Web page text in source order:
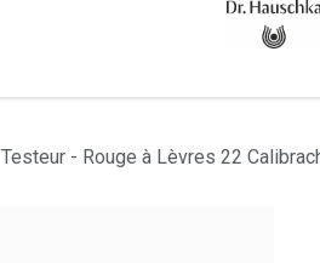
Testeur - Rouge à Lèvres 22